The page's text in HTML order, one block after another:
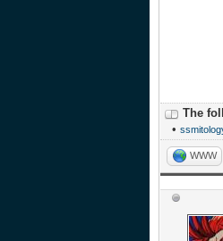
The
•
WWW